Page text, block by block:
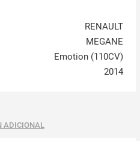
RENAULT
MEGANE
Emotion (110CV)
2014
ADICIONAL